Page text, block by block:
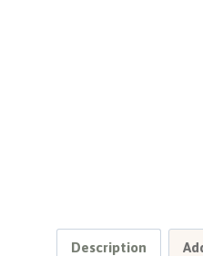
Description